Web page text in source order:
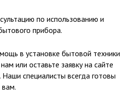
по использованию и
прибора.
в установке бытовой техники
или оставьте заявку на сайте
Наши специалисты всегда готовы